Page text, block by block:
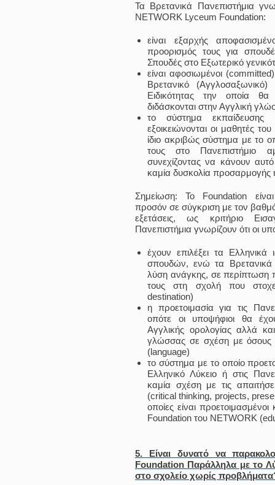
Τα Βρετανικά Πανεπιστήμια
NETWORK Lyceum Foundation:
είναι εξαρχής
προορισμός τους για
Σπουδές στο Εξωτερικό
είναι αφοσιωμένοι
Βρετανικό
Ειδικότητας την οποία
διδάσκονται στην Αγγλική
το σύστημα εκπαίδευσης
εξοικειώνονται οι μαθητές
ίδιο ακριβώς σύστημα με το
τους στο Πανεπιστήμιο
συνεχίζοντας να κάνουν
καμία δυσκολία προσαρμογής
Σημείωση: Το Foundation
προσόν σε σύγκριση με τον
εξετάσεις, ως κριτήριο
Πανεπιστήμια γνωρίζουν ότι οι
έχουν επιλέξει τα
σπουδών, ενώ τα Βρετανικά
λύση ανάγκης, σε περίπτωση
τους στη σχολή που
destination)
η προετοιμασία για τις
οπότε οι υποψήφιοι θα
Αγγλικής ορολογίας αλλά
γλώσσας σε σχέση με όσους
(language)
το σύστημα με το οποίο
Ελληνικό Λύκειο ή στις
καμία σχέση με τις
(critical thinking, projects,
οποίες είναι
Foundation του NETWORK
5. Είναι δυνατό να
Foundation Παράλληλα με το
στο σχολείο χωρίς